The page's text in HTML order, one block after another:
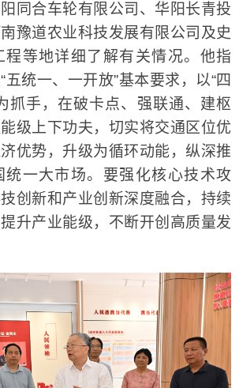
合车轮有限公司、华阳长青投
豫道农业科技发展有限公司及史
程等地详细了解有关情况。他指
五统一、一开放”基本要求，以“四
抓手，在破卡点、强联通、建枢
级上下功夫，切实将交通区位优
优势，升级为循环动能，纵深推
统一大市场。要强化核心技术攻
创新和产业创新深度融合，持续
升产业能级，不断开创高质量发